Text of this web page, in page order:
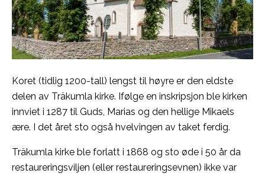
Koret (tidlig 1200-tall) lengst til høyre er den eldste
delen av Träkumla kirke. Ifølge en inskripsjon ble kirken
innviet i 1287 til Guds, Marias og den hellige Mikaels
ære. I det året sto også hvelvingen av taket ferdig.
Träkumla kirke ble forlatt i 1868 og sto øde i 50 år da
restaureringsviljen (eller restaureringsevnen) ikke var